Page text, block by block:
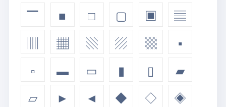
▔
■ □ ▢ ▣
▤
▥
▦ ▧ ▨ ▩
▪
▫
▬ ▭ ▮ ▯
▰
▱
► ◄ ◆ ◇
◈